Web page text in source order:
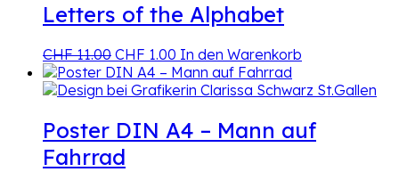
Letters of the Alphabet
CHF11.00 Ursprünglicher
Preis
war:
CHF 1.00 Aktueller
Preis
ist:
In den Warenkorb
Poster DIN A4 – Mann auf
Fahrrad